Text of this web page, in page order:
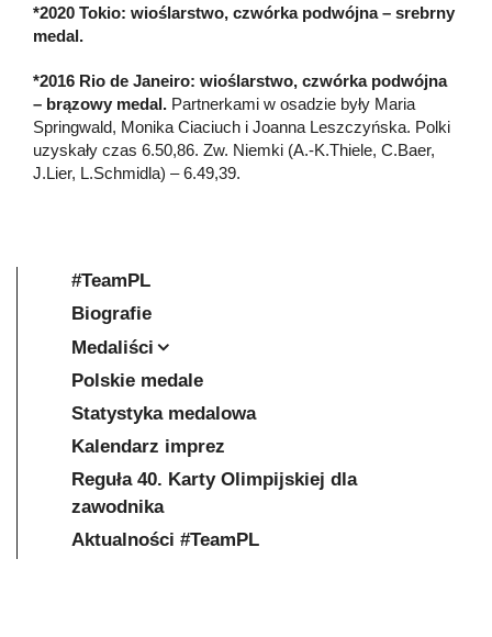
*2020 Tokio: wioślarstwo, czwórka podwójna – srebrny
medal.
*2016 Rio de Janeiro: wioślarstwo, czwórka podwójna
– brązowy medal. Partnerkami w osadzie były Maria
Springwald, Monika Ciaciuch i Joanna Leszczyńska. Polki
uzyskały czas 6.50,86. Zw. Niemki (A.-K.Thiele, C.Baer,
J.Lier, L.Schmidla) – 6.49,39.
#TeamPL
Biografie
Medaliści
Polskie medale
Statystyka medalowa
Kalendarz imprez
Reguła 40. Karty Olimpijskiej dla
zawodnika
Aktualności #TeamPL